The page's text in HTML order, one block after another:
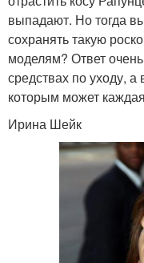
выпадают. Но тогда
сохранять такую
моделям? Ответ
средствах по уходу, а
которым может
Ирина Шейк